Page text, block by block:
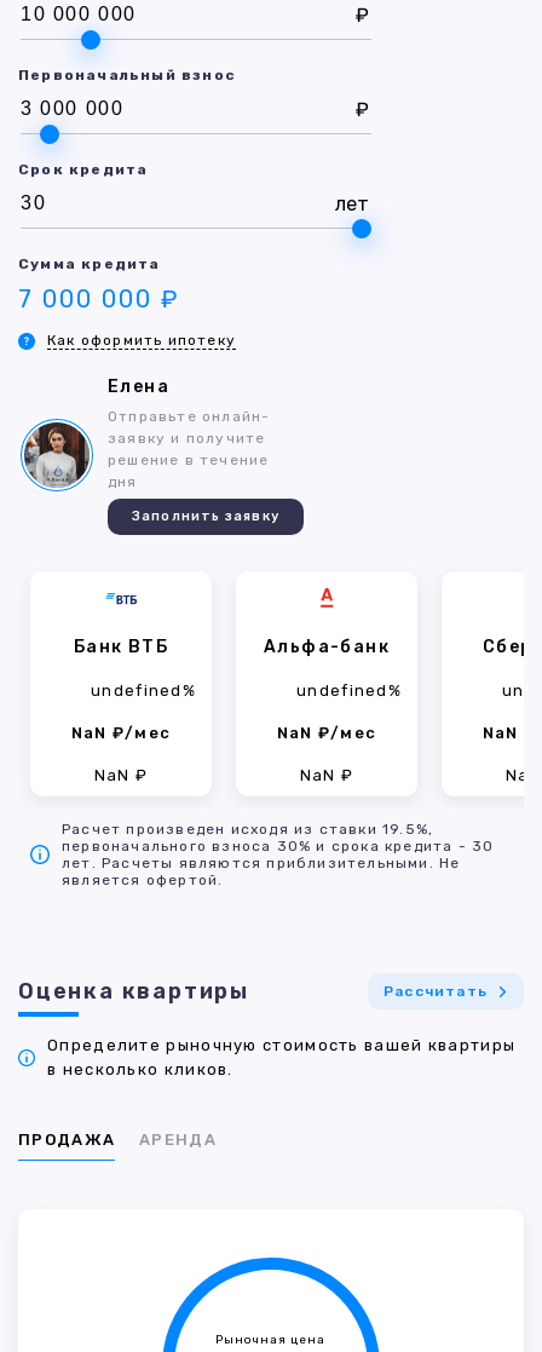
₽
Первоначальный взнос
₽
Срок кредита
лет
Сумма кредита
7 000 000 ₽
Как оформить ипотеку
Елена
Отправьте онлайн-
заявку и получите
решение в течение
дня
Заполнить заявку
Банк ВТБ
undefined%
NaN ₽/мес
NaN ₽
Альфа-банк
undefined%
NaN ₽/мес
NaN ₽
NaN
Расчет произведен исходя из ставки 19.5%,
первоначального взноса 30% и срока кредита - 30
лет. Расчеты являются приблизительными. Не
является офертой.
Оценка квартиры Рассчитать
Определите рыночную стоимость вашей квартиры
в несколько кликов.
ПРОДАЖА АРЕНДА
Рыночная цена